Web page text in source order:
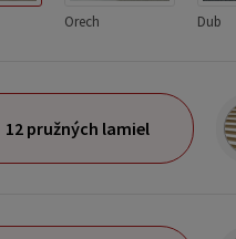
Orech Dub
12 pružných lamiel